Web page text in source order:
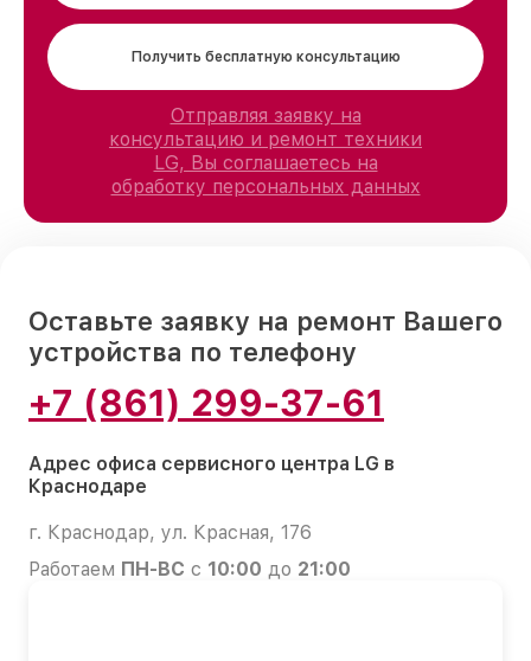
Получить бесплатную консультацию
Отправляя заявку на
консультацию и ремонт техники
LG, Вы соглашаетесь на
обработку персональных данных
Оставьте заявку на ремонт Вашего
устройства по телефону
+7 (861) 299-37-61
Адрес офиса сервисного центра LG в
Краснодаре
г. Краснодар, ул. Красная, 176
Работаем ПН-ВС с 10:00 до 21:00